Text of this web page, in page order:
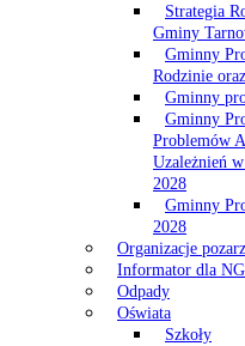
Strategia
Gminy
Gminny
Rodzinie
Gminny
Gminny
Problemów
Uzależnień
2028
Gminny
2028
Organizacje
Informator dla
Odpady
Oświata
Szkoły